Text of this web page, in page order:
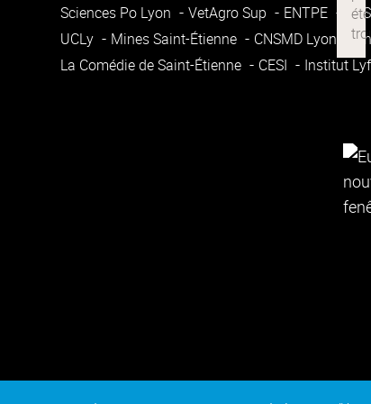
Sciences Po Lyon
VetAgro Sup ENTPE
UCLy
Mines Saint-Étienne CNSMD Lyon
La Comédie de Saint-Étienne
CESI Institut